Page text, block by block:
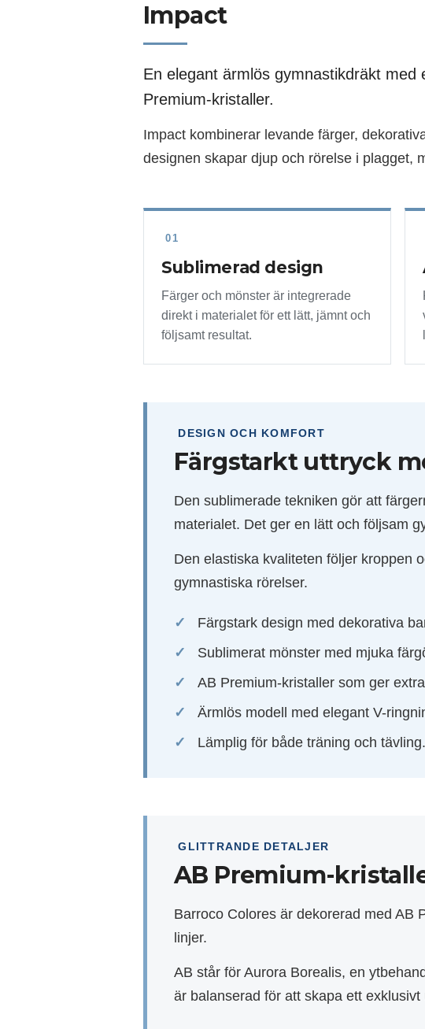
Impact
En elegant ärmlös gymnastikdräkt
Premium-kristaller.
Impact kombinerar levande färger,
designen skapar djup och rörelse i plagget,
01
Sublimerad design
Färger och mönster är integrerade
direkt i materialet för ett lätt, jämnt och
följsamt resultat.
DESIGN OCH KOMFORT
Färgstarkt uttryck
Den sublimerade tekniken gör att
materialet. Det ger en lätt och följsam
Den elastiska kvaliteten följer kroppen
gymnastiska rörelser.
Färgstark design med dekorativa
Sublimerat mönster med mjuka
AB Premium-kristaller som ger
Ärmlös modell med elegant V-
Lämplig för både träning och tävling.
GLITTRANDE DETALJER
AB Premium-
Barroco Colores är dekorerad med AB
linjer.
AB står för Aurora Borealis, en
är balanserad för att skapa ett